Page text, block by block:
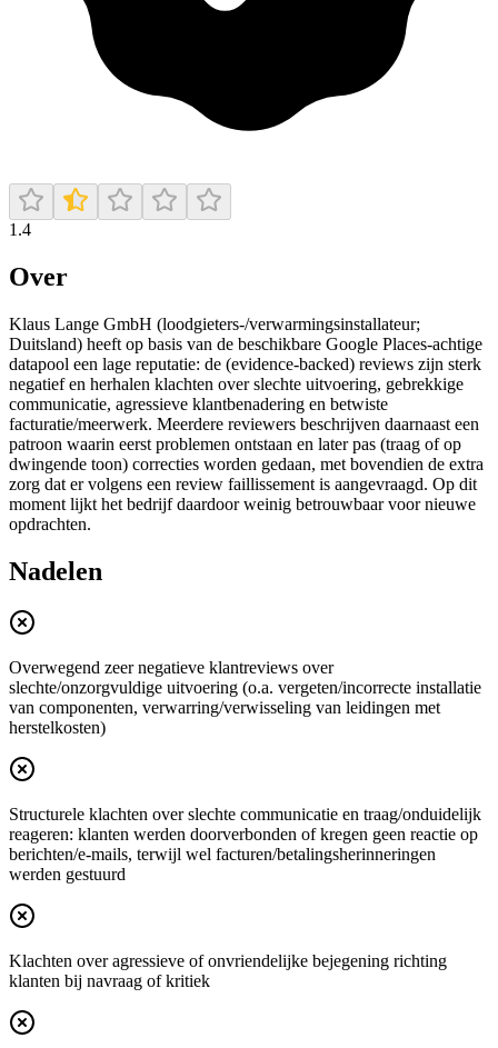
1.4
Over
Klaus Lange GmbH (loodgieters-/verwarmingsinstallateur;
Duitsland) heeft op basis van de beschikbare Google Places-achtige
datapool een lage reputatie: de (evidence-backed) reviews zijn sterk
negatief en herhalen klachten over slechte uitvoering, gebrekkige
communicatie, agressieve klantbenadering en betwiste
facturatie/meerwerk. Meerdere reviewers beschrijven daarnaast een
patroon waarin eerst problemen ontstaan en later pas (traag of op
dwingende toon) correcties worden gedaan, met bovendien de extra
zorg dat er volgens een review faillissement is aangevraagd. Op dit
moment lijkt het bedrijf daardoor weinig betrouwbaar voor nieuwe
opdrachten.
Nadelen
Overwegend zeer negatieve klantreviews over
slechte/onzorgvuldige uitvoering (o.a. vergeten/incorrecte installatie
van componenten, verwarring/verwisseling van leidingen met
herstelkosten)
Structurele klachten over slechte communicatie en traag/onduidelijk
reageren: klanten werden doorverbonden of kregen geen reactie op
berichten/e-mails, terwijl wel facturen/betalingsherinneringen
werden gestuurd
Klachten over agressieve of onvriendelijke bejegening richting
klanten bij navraag of kritiek